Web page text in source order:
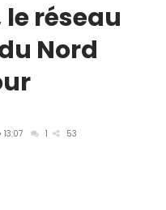
réseau
Nord
13:07 1 53